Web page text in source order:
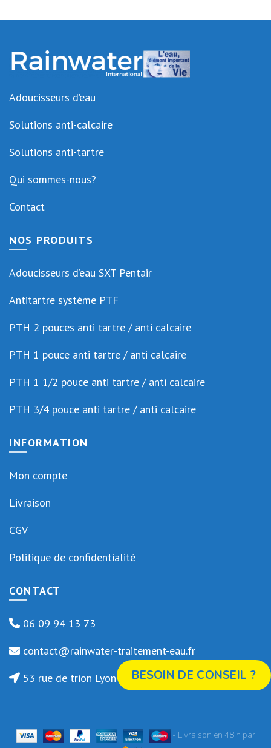
Adoucisseurs d’eau
Solutions anti-calcaire
Solutions anti-tartre
Qui sommes-nous?
Contact
NOS PRODUITS
Adoucisseurs d’eau SXT Pentair
Antitartre système PTF
PTH 2 pouces anti tartre / anti calcaire
PTH 1 pouce anti tartre / anti calcaire
PTH 1 1/2 pouce anti tartre / anti calcaire
PTH 3/4 pouce anti tartre / anti calcaire
INFORMATION
Mon compte
Livraison
CGV
Politique de confidentialité
CONTACT
BESOIN DE CONSEIL ?
06 09 94 13 73
contact@rainwater-traitement-eau.fr
53 rue de trion Lyon 69005
- Livraison en 48 h par